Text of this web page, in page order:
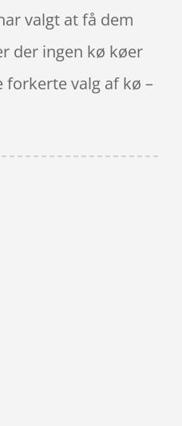
valgt at få dem
der ingen kø køer
forkerte valg af kø –